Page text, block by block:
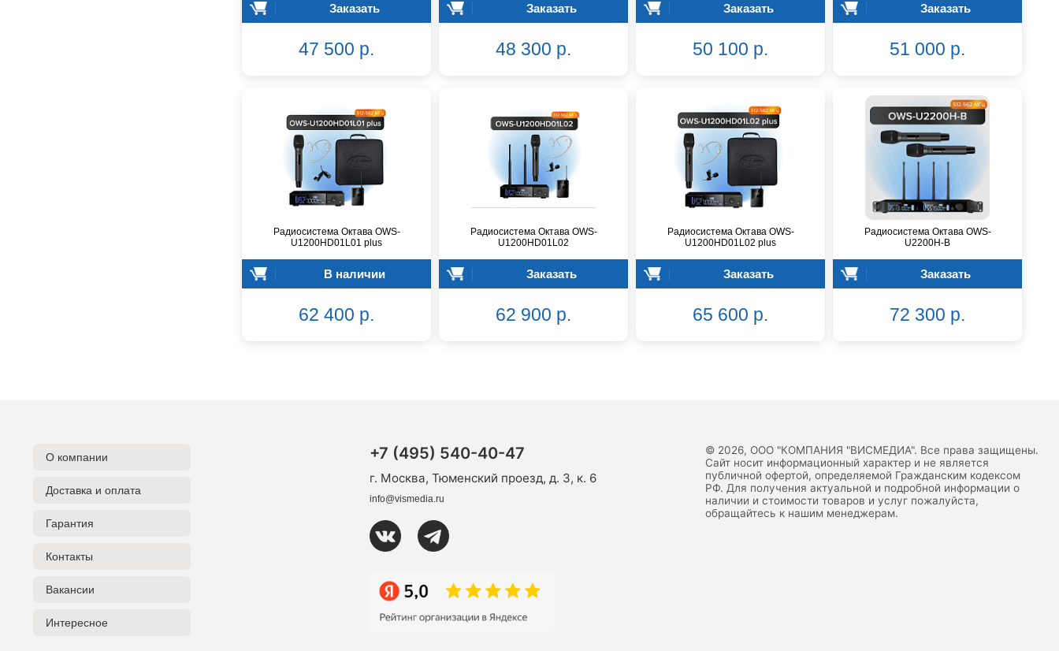
D'Angelico
DBX
DSPPA
Dean Guitars
Dedolight
Заказать
47 500 р.
Заказать
48 300 р.
Заказать
50 100 р.
Заказать
51 000 р.
Радиосистема Октава OWS-
U1200HD01L01 plus
В наличии
62 400 р.
Радиосистема Октава OWS-
U1200HD01L02
Заказать
62 900 р.
Радиосистема Октава OWS-
U1200HD01L02 plus
Заказать
65 600 р.
Радиосистема Октава OWS-
U2200H-B
Заказать
72 300 р.
О компании
Доставка и оплата
Гарантия
Контакты
Вакансии
Интересное
+7 (495) 540-40-47
г. Москва, Тюменский проезд, д. 3, к. 6
info@vismedia.ru
© 2026, ООО "КОМПАНИЯ "ВИСМЕДИА". Все права защищены.
Сайт носит информационный характер и не является
публичной офертой, определяемой Гражданским кодексом
РФ. Для получения актуальной и подробной информации о
наличии и стоимости товаров и услуг пожалуйста,
обращайтесь к нашим менеджерам.